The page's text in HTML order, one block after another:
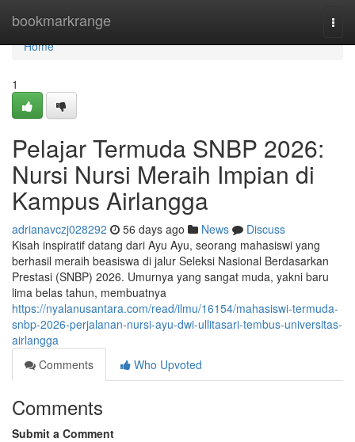
bookmarkrange
Home
Home
1
Pelajar Termuda SNBP 2026:
Nursi Nursi Meraih Impian di
Kampus Airlangga
adrianavczj028292 56 days ago News
Discuss
Kisah inspiratif datang dari Ayu Ayu, seorang mahasiswi yang
berhasil meraih beasiswa di jalur Seleksi Nasional Berdasarkan
Prestasi (SNBP) 2026. Umurnya yang sangat muda, yakni baru
lima belas tahun, membuatnya
https://nyalanusantara.com/read/ilmu/16154/mahasiswi-termuda-
snbp-2026-perjalanan-nursi-ayu-dwi-ullitasari-tembus-universitas-
airlangga
Comments
Who Upvoted
Comments
Submit a Comment